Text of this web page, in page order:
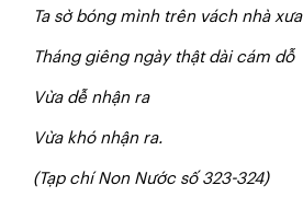
Ta sờ bóng mình trên vách nhà xưa
Tháng giêng ngày thật dài cám dỗ
Vừa dễ nhận ra
Vừa khó nhận ra.
(Tạp chí Non Nước số 323-324)